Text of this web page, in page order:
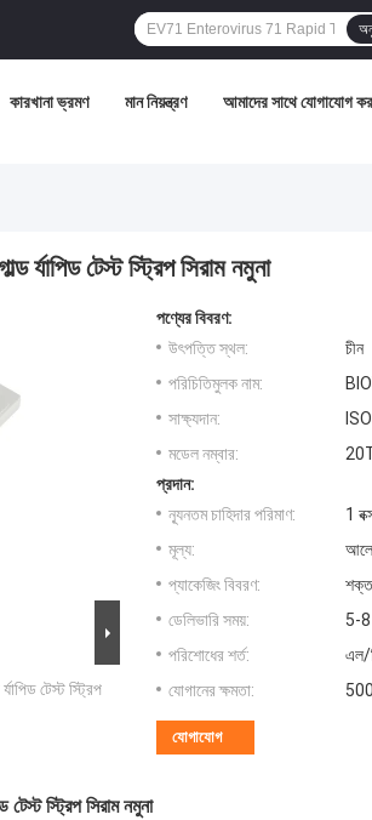
কারখানা ভ্রমণ মান নিয়ন্ত্রণ আমাদের সাথে যোগাযোগ
টেস্ট স্ট্রিপ সিরাম নমুনা
টেস্ট স্ট্রিপ
পণ্যের বিবরণ:
উৎপত্তি স্থল:
চীন
পরিচিতিমুলক নাম:
সাক্ষ্যদান:
মডেল নম্বার:
প্রদান:
ন্যূনতম চাহিদার পরিমাণ:
1
মূল্য:
প্যাকেজিং বিবরণ:
ডেলিভারি সময়:
5-8
পরিশোধের শর্ত:
এল/
যোগানের ক্ষমতা:
যোগাযোগ
স্ট্রিপ সিরাম নমুনা